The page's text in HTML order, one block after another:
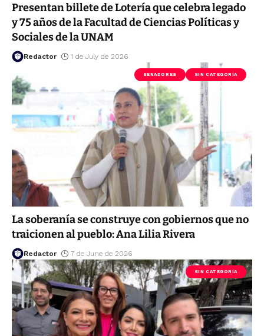
Presentan billete de Lotería que celebra legado
y 75 años de la Facultad de Ciencias Políticas y
Sociales de la UNAM
Redactor 1 de July de 2026
SENADORES SIN CATEGORÍA
La soberanía se construye con gobiernos que no
traicionen al pueblo: Ana Lilia Rivera
Redactor 7 de June de 2026
SIN CATEGORÍA